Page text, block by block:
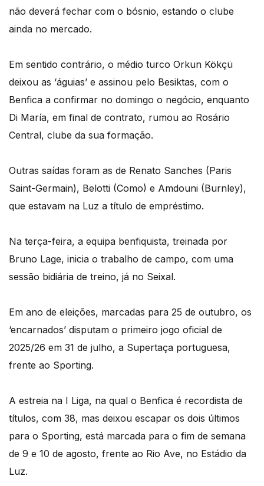
não deverá fechar com o bósnio, estando o clube
ainda no mercado.
Em sentido contrário, o médio turco Orkun Kökçü
deixou as ‘águias’ e assinou pelo Besiktas, com o
Benfica a confirmar no domingo o negócio, enquanto
Di María, em final de contrato, rumou ao Rosário
Central, clube da sua formação.
Outras saídas foram as de Renato Sanches (Paris
Saint-Germain), Belotti (Como) e Amdouni (Burnley),
que estavam na Luz a título de empréstimo.
Na terça-feira, a equipa benfiquista, treinada por
Bruno Lage, inicia o trabalho de campo, com uma
sessão bidiária de treino, já no Seixal.
Em ano de eleições, marcadas para 25 de outubro, os
‘encarnados’ disputam o primeiro jogo oficial de
2025/26 em 31 de julho, a Supertaça portuguesa,
frente ao Sporting.
A estreia na I Liga, na qual o Benfica é recordista de
títulos, com 38, mas deixou escapar os dois últimos
para o Sporting, está marcada para o fim de semana
de 9 e 10 de agosto, frente ao Rio Ave, no Estádio da
Luz.